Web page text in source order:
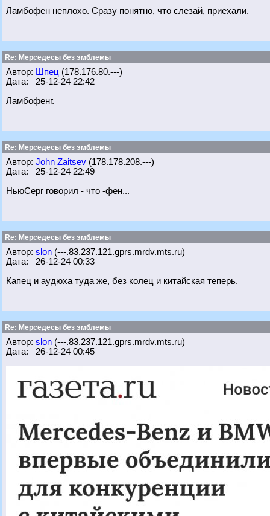
Ламбофен неплохо. Сразу понятно, что слезай, приехали.
Re: Мерседесы без эмблемы
Автор: Шпец (178.176.80.---)
Дата: 25-12-24 22:42
Ламбофенг.
Re: Мерседесы без эмблемы
Автор: John Zaitsev (178.178.208.---)
Дата: 25-12-24 22:49
НьюСерг говорил - что -фен...
Re: Мерседесы без эмблемы
Автор: slon (---.83.237.121.gprs.mrdv.mts.ru)
Дата: 26-12-24 00:33
Капец и аудюха туда же, без колец и китайская теперь.
Re: Мерседесы без эмблемы
Автор: slon (---.83.237.121.gprs.mrdv.mts.ru)
Дата: 26-12-24 00:45